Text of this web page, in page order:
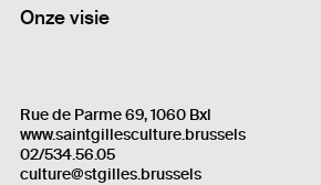
Onze visie
Rue de Parme 69, 1060 Bxl
www.saintgillesculture.brussels
02/534.56.05
culture@stgilles.brussels